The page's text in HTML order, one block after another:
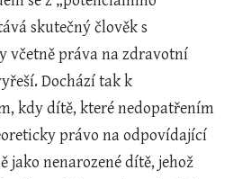
skutečný člověk s
včetně práva na zdravotní
Dochází tak k
kdy dítě, které nedopatřením
právo na odpovídající
jako nenarozené dítě, jehož